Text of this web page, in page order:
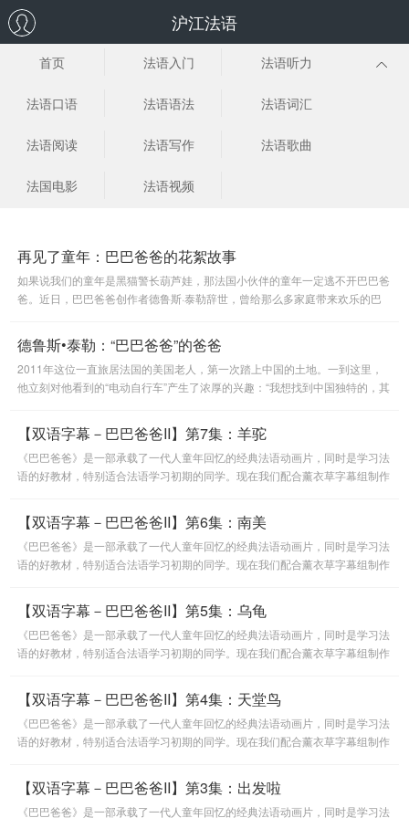
沪江法语
首页 法语入门 法语听力
法语口语 法语语法 法语词汇
法语阅读 法语写作 法语歌曲
法国电影 法语视频
再见了童年：巴巴爸爸的花絮故事
如果说我们的童年是黑猫警长葫芦娃，那法国小伙伴的童年一定逃不开巴巴爸
爸。近日，巴巴爸爸创作者德鲁斯·泰勒辞世，曾给那么多家庭带来欢乐的巴
德鲁斯•泰勒：“巴巴爸爸”的爸爸
2011年这位一直旅居法国的美国老人，第一次踏上中国的土地。一到这里，
他立刻对他看到的“电动自行车”产生了浓厚的兴趣：“我想找到中国独特的，其
【双语字幕－巴巴爸爸II】第7集：羊驼
《巴巴爸爸》是一部承载了一代人童年回忆的经典法语动画片，同时是学习法
语的好教材，特别适合法语学习初期的同学。现在我们配合薰衣草字幕组制作
【双语字幕－巴巴爸爸II】第6集：南美
《巴巴爸爸》是一部承载了一代人童年回忆的经典法语动画片，同时是学习法
语的好教材，特别适合法语学习初期的同学。现在我们配合薰衣草字幕组制作
【双语字幕－巴巴爸爸II】第5集：乌龟
《巴巴爸爸》是一部承载了一代人童年回忆的经典法语动画片，同时是学习法
语的好教材，特别适合法语学习初期的同学。现在我们配合薰衣草字幕组制作
【双语字幕－巴巴爸爸II】第4集：天堂鸟
《巴巴爸爸》是一部承载了一代人童年回忆的经典法语动画片，同时是学习法
语的好教材，特别适合法语学习初期的同学。现在我们配合薰衣草字幕组制作
【双语字幕－巴巴爸爸II】第3集：出发啦
《巴巴爸爸》是一部承载了一代人童年回忆的经典法语动画片，同时是学习法